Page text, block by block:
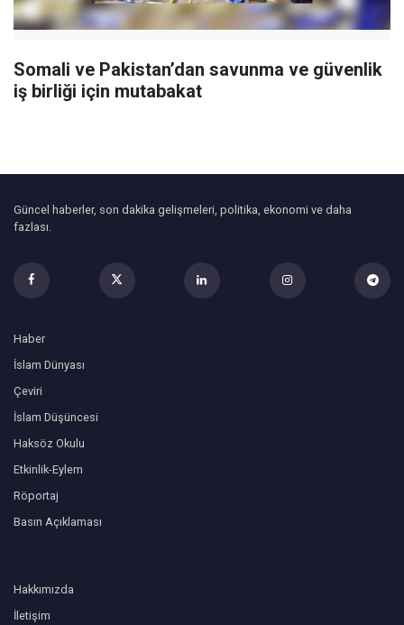
Somali ve Pakistan’dan savunma ve güvenlik
iş birliği için mutabakat
Güncel haberler, son dakika gelişmeleri, politika, ekonomi ve daha
fazlası.
Haber
İslam Dünyası
Çeviri
İslam Düşüncesi
Haksöz Okulu
Etkinlik-Eylem
Röportaj
Basın Açıklaması
Hakkımızda
İletişim